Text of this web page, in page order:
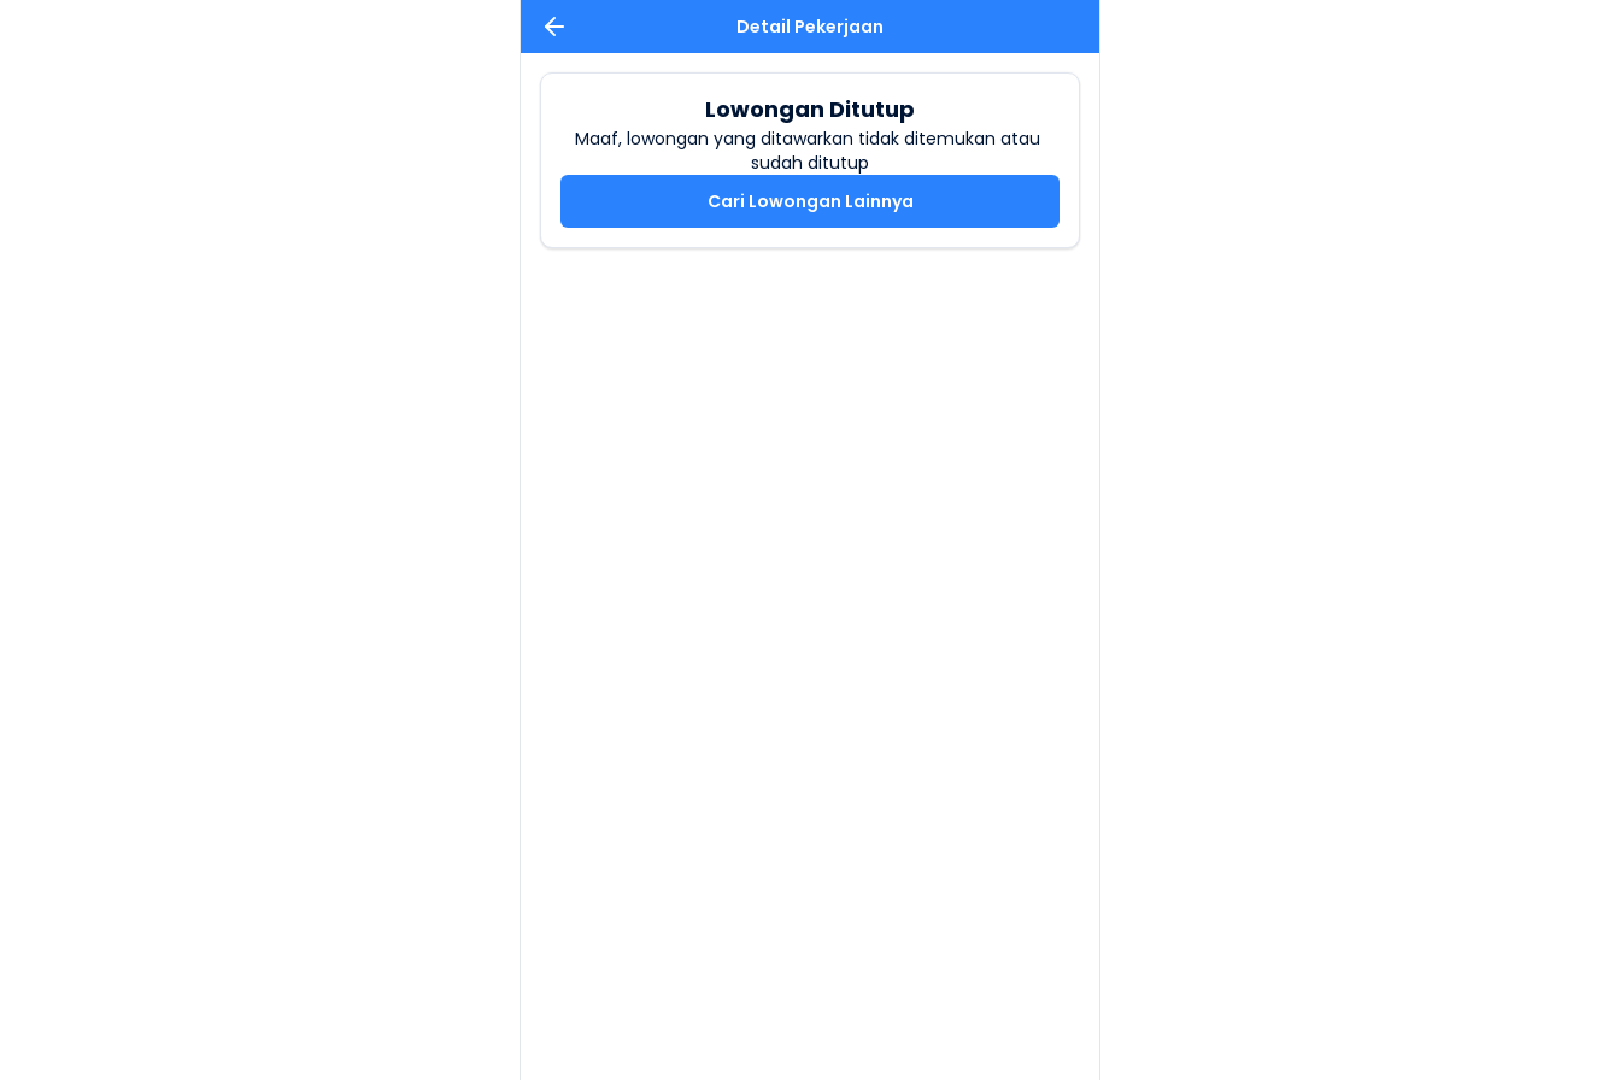
Detail Pekerjaan
Lowongan Ditutup
Maaf, lowongan yang ditawarkan tidak ditemukan atau
sudah ditutup
Cari Lowongan Lainnya